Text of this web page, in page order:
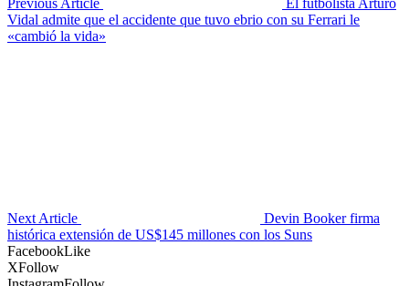
Previous Article
El futbolista Arturo
Vidal admite que el accidente que tuvo ebrio con su Ferrari le
«cambió la vida»
Next Article
Devin Booker firma
histórica extensión de US$145 millones con los Suns
FacebookLike
XFollow